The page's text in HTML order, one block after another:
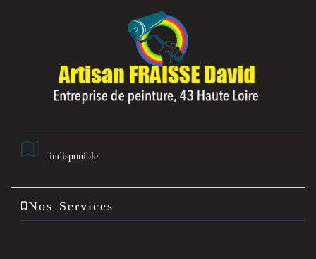
indisponible
Nos Services